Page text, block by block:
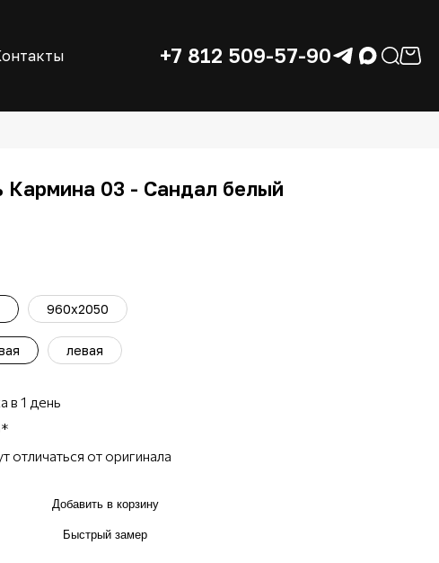
+7 812 509-57-90
Кармина 03 - Сандал белый
960x2050
левая
в 1 день
отличаться от оригинала
Добавить в корзину
Быстрый замер